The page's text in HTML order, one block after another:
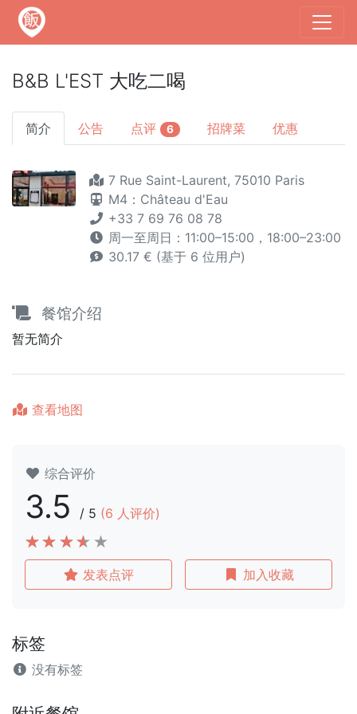
B&B L'EST 大吃二喝
简介 公告 点评 6 招牌菜 优惠
7 Rue Saint-Laurent, 75010 Paris
M4：Château d'Eau
+33 7 69 76 08 78
周一至周日：11:00–15:00，18:00–23:00
30.17 € (基于 6 位用户)
餐馆介绍
暂无简介
查看地图
综合评价
3.5 / 5 (6 人评价)
发表点评 加入收藏
标签
没有标签